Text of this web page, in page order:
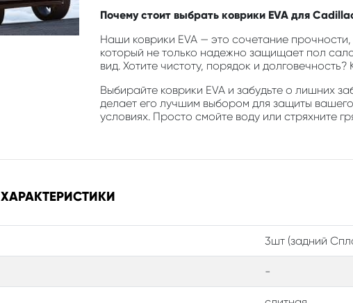
Почему стоит выбрать коврики EVA для
Наши коврики EVA — это сочетание
который не только надежно защищает пол
вид. Хотите чистоту, порядок и
Выбирайте коврики EVA и забудьте о лишних
делает его лучшим выбором для защиты
условиях. Просто смойте воду или стряхните
ХАРАКТЕРИСТИКИ
3шт (задний
-